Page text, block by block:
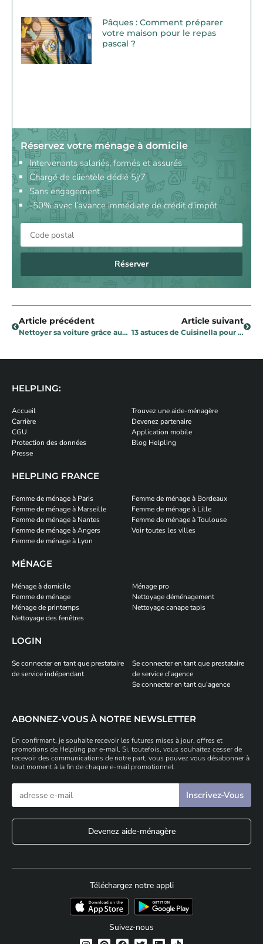
Pâques : Comment préparer
votre maison pour le repas
pascal ?
Réservez votre ménage à domicile
Intervenants salariés, formés et assurés
Chargé de clientèle dédié 5j/7
Sans engagement
-50% avec l’avance immédiate de crédit d’impôt
Réserver
Article précédent
Nettoyer sa voiture grâce aux conseils d’experts de Drivy
Article suivant
13 astuces de Cuisinella pour une cuisine fonctionnelle et organisée
HELPLING:
Accueil
Carrière
CGU
Protection des données
Presse
Trouvez une aide-ménagère
Devenez partenaire
Application mobile
Blog Helpling
HELPLING FRANCE
Femme de ménage à Paris
Femme de ménage à Marseille
Femme de ménage à Nantes
Femme de ménage à Angers
Femme de ménage à Lyon
Femme de ménage à Bordeaux
Femme de ménage à Lille
Femme de ménage à Toulouse
Voir toutes les villes
MÉNAGE
Ménage à domicile
Femme de ménage
Ménage de printemps
Nettoyage des fenêtres
Ménage pro
Nettoyage déménagement
Nettoyage canape tapis
LOGIN
Se connecter en tant que prestataire
de service indépendant
Se connecter en tant que prestataire
de service d’agence
Se connecter en tant qu’agence
ABONNEZ-VOUS À NOTRE NEWSLETTER
En confirmant, je souhaite recevoir les futures mises à jour, offres et
promotions de Helpling par e-mail. Si, toutefois, vous souhaitez cesser de
recevoir des communications de notre part, vous pouvez vous désabonner à
tout moment à la fin de chaque e-mail promotionnel.
Devenez aide-ménagère
Téléchargez notre appli
Suivez-nous